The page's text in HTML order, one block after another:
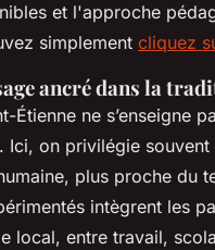
et l'approche
simplement cliquez
ancré dans la
Étienne ne s’enseigne
Ici, on privilégie souvent
plus proche du
intègrent les
local, entre travail,